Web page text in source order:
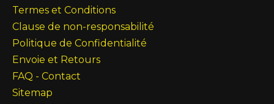
Termes et Conditions
Clause de non-responsabilité
Politique de Confidentialité
Envoie et Retours
FAQ - Contact
Sitemap